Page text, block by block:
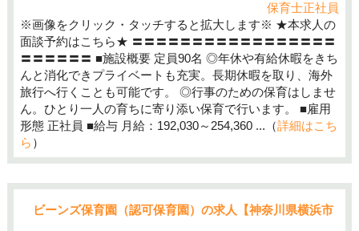
保育士正社員
※画像をクリック・タッチすると拡大します※ ★本求人の
面談予約はこちら★ 〓〓〓〓〓〓〓〓〓〓〓〓〓〓〓〓〓
〓〓〓〓〓〓 ■施設概要 定員90名 ◎年休や有給休暇をきち
んと消化できプライベートも充実。長期休暇を取り、海外
旅行へ行くことも可能です。 ◎行事のための保育はしませ
ん。ひとり一人の育ちに寄り添い保育で行います。 ■雇用
形態 正社員 ■給与 月給：192,030～254,360 ...（詳細はこち
ら ）
ビーンズ保育園（認可保育園）の求人【神奈川県横浜市